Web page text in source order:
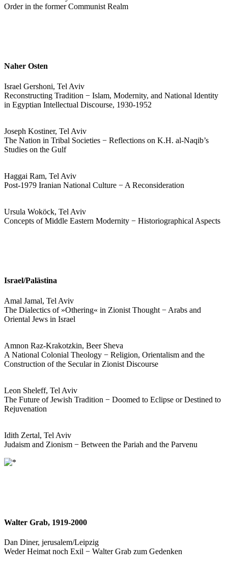
Order in the former Communist Realm
Naher Osten
Israel Gershoni, Tel Aviv
Reconstructing Tradition − Islam, Modernity, and National Identity
in Egyptian Intellectual Discourse, 1930-1952
Joseph Kostiner, Tel Aviv
The Nation in Tribal Societies − Reflections on K.H. al-Naqib’s
Studies on the Gulf
Haggai Ram, Tel Aviv
Post-1979 Iranian National Culture − A Reconsideration
Ursula Woköck, Tel Aviv
Concepts of Middle Eastern Modernity − Historiographical Aspects
Israel/Palästina
Amal Jamal, Tel Aviv
The Dialectics of »Othering« in Zionist Thought − Arabs and
Oriental Jews in Israel
Amnon Raz-Krakotzkin, Beer Sheva
A National Colonial Theology − Religion, Orientalism and the
Construction of the Secular in Zionist Discourse
Leon Sheleff, Tel Aviv
The Future of Jewish Tradition − Doomed to Eclipse or Destined to
Rejuvenation
Idith Zertal, Tel Aviv
Judaism and Zionism − Between the Pariah and the Parvenu
Walter Grab, 1919-­2000
Dan Diner, jerusalem/Leipzig
Weder Heimat noch Exil − Walter Grab zum Gedenken